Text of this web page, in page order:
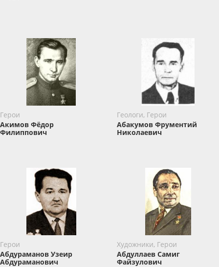
Герои
Акимов Фёдор
Филиппович
Геологи, Герои
Абакумов Фрументий
Николаевич
Герои
Абдураманов Узеир
Абдураманович
Художники, Герои
Абдуллаев Самиг
Файзулович